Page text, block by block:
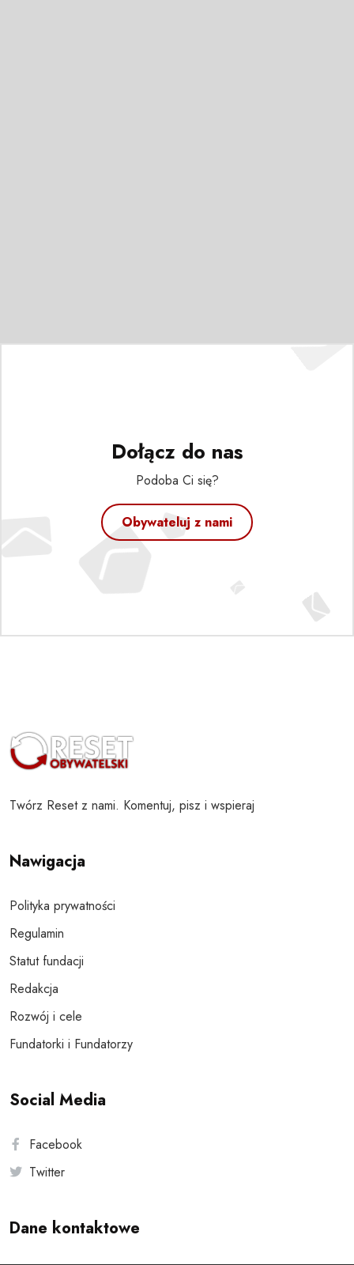
Dołącz do nas
Podoba Ci się?
Obywateluj z nami
Twórz Reset z nami. Komentuj, pisz i wspieraj
Nawigacja
Polityka prywatności
Regulamin
Statut fundacji
Redakcja
Rozwój i cele
Fundatorki i Fundatorzy
Social Media
Facebook
Twitter
Dane kontaktowe